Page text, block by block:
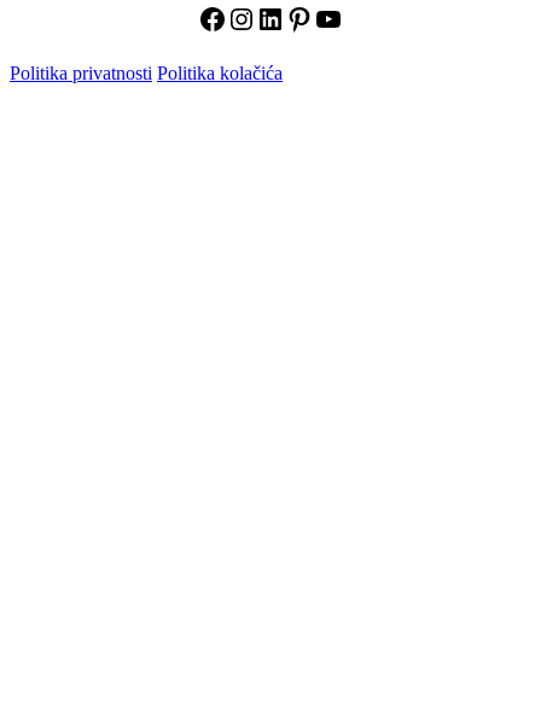
Facebook
Instagram
LinkedIn
Pinterest
YouTube
Politika privatnosti Politika kolačića